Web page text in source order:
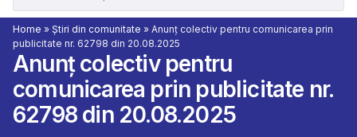
Home » Știri din comunitate » Anunț colectiv pentru comunicarea prin
publicitate nr. 62798 din 20.08.2025
Anunț colectiv pentru
comunicarea prin publicitate nr.
62798 din 20.08.2025